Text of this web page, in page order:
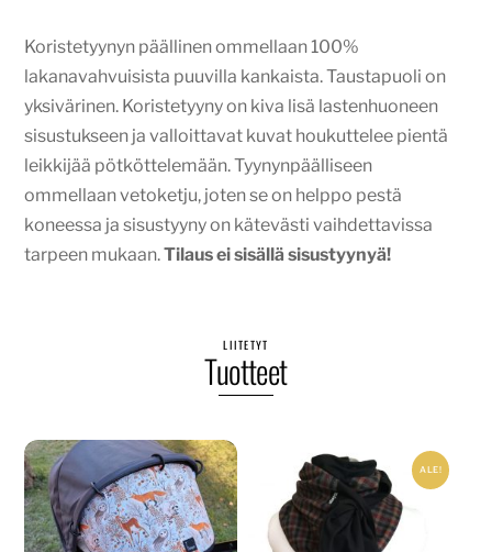
Koristetyynyn päällinen ommellaan 100%
lakanavahvuisista puuvilla kankaista. Taustapuoli on
yksivärinen. Koristetyyny on kiva lisä lastenhuoneen
sisustukseen ja valloittavat kuvat houkuttelee pientä
leikkijää pötköttelemään. Tyynynpäälliseen
ommellaan vetoketju, joten se on helppo pestä
koneessa ja sisustyyny on kätevästi vaihdettavissa
tarpeen mukaan.Tilaus ei sisällä sisustyynyä!
LIITETYT
Tuotteet
ALE!